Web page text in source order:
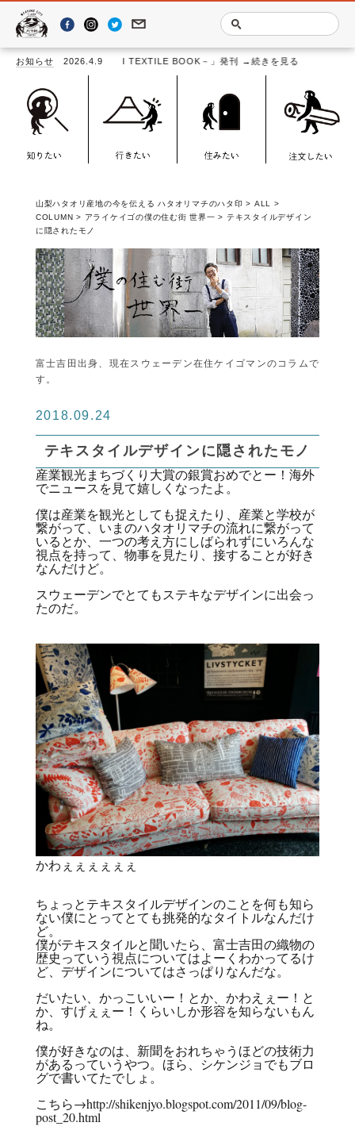
お知らせ 2026.4.9
TEXTILE BOOK－」発刊→続きを見る
山梨ハタオリ産地の今を伝える ハタオリマチのハタ印 > ALL
>
COLUMN > アライケイゴの僕の住む街 世界一 > テキスタイルデザイン
に隠されたモノ
富士吉田出身、現在スウェーデン在住ケイゴマンのコラムで
す。
2018.09.24
テキスタイルデザインに隠されたモノ
産業観光まちづくり大賞の銀賞おめでとー！海外
でニュースを見て嬉しくなったよ。
僕は産業を観光としても捉えたり、産業と学校が
繋がって、いまのハタオリマチの流れに繋がって
いるとか、一つの考え方にしばられずにいろんな
視点を持って、物事を見たり、接することが好き
なんだけど。
スウェーデンでとてもステキなデザインに出会っ
たのだ。
かわぇぇぇぇぇぇ
ちょっとテキスタイルデザインのことを何も知ら
ない僕にとってとても挑発的なタイトルなんだけ
ど。
僕がテキスタイルと聞いたら、富士吉田の織物の
歴史っていう視点についてはよーくわかってるけ
ど、デザインについてはさっぱりなんだな。
だいたい、かっこいいー！とか、かわえぇー！と
か、すげぇぇー！くらいしか形容を知らないもん
ね。
僕が好きなのは、新聞をおれちゃうほどの技術力
があるっていうやつ。ほら、シケンジョでもブロ
グで書いてたでしょ。
こちら→http://shikenjyo.blogspot.com/2011/09/blog-
post_20.html